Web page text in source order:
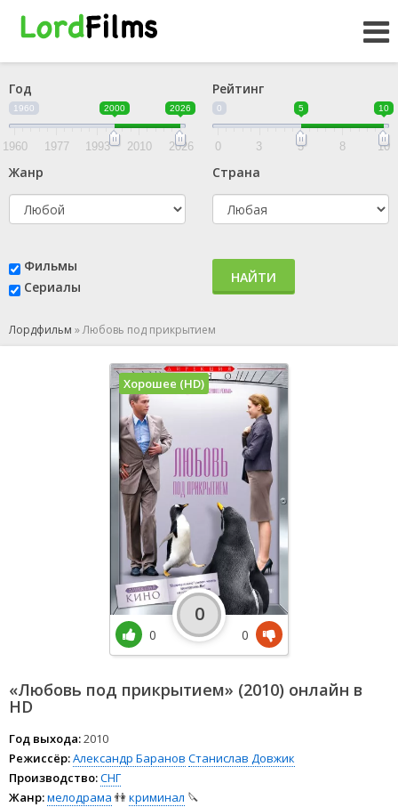
Год
1960 2000 2026
1960 1977 1993 2010 2026
Рейтинг
0 5 10
0 3 5 8 10
Жанр Страна
Фильмы
Сериалы
НАЙТИ
Лордфильм »Любовь под прикрытием
«Любовь под прикрытием» (2010) онлайн в
HD
Год выхода:2010
Режиссёр:Александр Баранов Станислав Довжик
Производство:СНГ
Жанр:мелодрама 👫криминал 🔪
Хорошее (HD)
0
0
0